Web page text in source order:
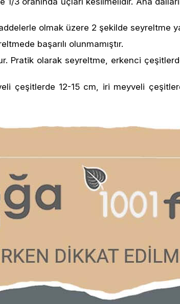
olmak üzere 2 şekilde seyreltme
başarılı olunmamıştır.
Pratik olarak seyreltme, erkenci
çeşitlerde 12-15 cm, iri meyveli